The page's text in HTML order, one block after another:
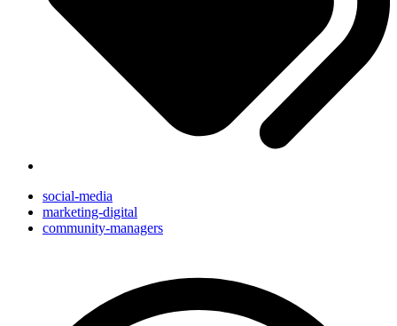
social-media
marketing-digital
community-managers